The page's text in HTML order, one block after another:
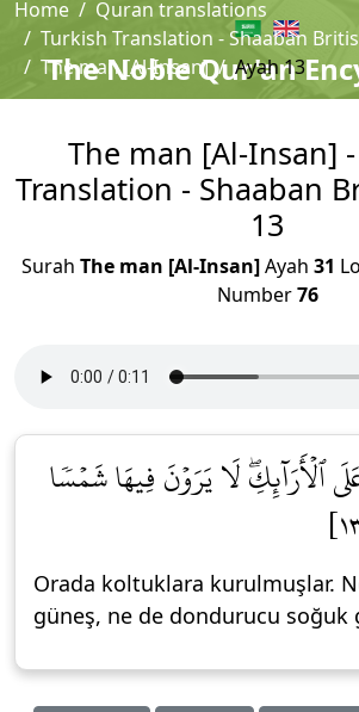
The Noble Qur'an
Home
Quran translations
Turkish Translation - Shaaban
The man [Al-Insan]
Ayah 13
The man [Al-Insan]
Translation - Shaaban
13
Surah The man [Al-Insan]Ayah 31
Number76
ٱلۡأَرَآئِكِۖ لَا يَرَوۡنَ فِيهَا شَمۡسٗا
Orada koltuklara kurulmuşlar.
güneş, ne de dondurucu soğuk